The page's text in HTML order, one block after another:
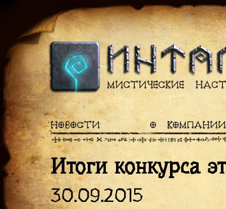
НОВОСТИ О КОМПАНИИ
Итоги конкурса
30.09.2015